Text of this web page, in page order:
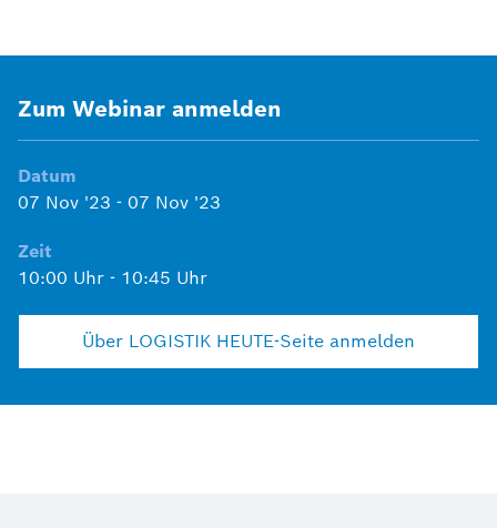
Zum Webinar anmelden
Datum
07 Nov '23 - 07 Nov '23
Zeit
10:00 Uhr - 10:45 Uhr
Über LOGISTIK HEUTE-Seite anmelden